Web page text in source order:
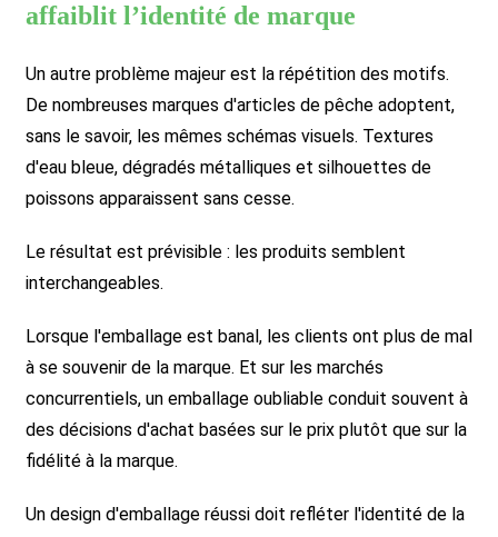
affaiblit l’identité de marque
Un autre problème majeur est la répétition des motifs.
De nombreuses marques d'articles de pêche adoptent,
sans le savoir, les mêmes schémas visuels. Textures
d'eau bleue, dégradés métalliques et silhouettes de
poissons apparaissent sans cesse.
Le résultat est prévisible : les produits semblent
interchangeables.
Lorsque l'emballage est banal, les clients ont plus de mal
à se souvenir de la marque. Et sur les marchés
concurrentiels, un emballage oubliable conduit souvent à
des décisions d'achat basées sur le prix plutôt que sur la
fidélité à la marque.
Un design d'emballage réussi doit refléter l'identité de la